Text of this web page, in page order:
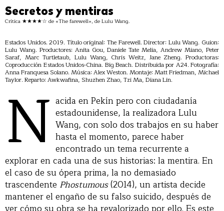
Secretos y mentiras
Crítica ★★★★☆ de «The farewell», de Lulu Wang.
Estados Unidos. 2019. Título original: The Farewell. Director: Lulu Wang. Guion:
Lulu Wang. Productores: Anita Gou, Daniele Tate Melia, Andrew Miano, Peter
Saraf, Marc Turtletaub, Lulu Wang, Chris Weitz, Jane Zheng. Productoras:
Coproducción Estados Unidos-China. Big Beach. Distribuida por A24. Fotografía:
Anna Franquesa Solano. Música: Alex Weston. Montaje: Matt Friedman, Michael
Taylor. Reparto: Awkwafina, Shuzhen Zhao, Tzi Ma, Diana Lin.
N acida en Pekín pero con ciudadanía
estadounidense, la realizadora Lulu
Wang, con solo dos trabajos en su haber
hasta el momento, parece haber
encontrado un tema recurrente a
explorar en cada una de sus historias: la mentira. En
el caso de su ópera prima, la no demasiado
trascendente Phostumous(2014), un artista decide
mantener el engaño de su falso suicido, después de